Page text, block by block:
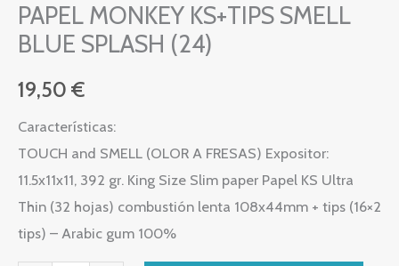
PAPEL MONKEY KS+TIPS SMELL
BLUE SPLASH (24)
19,50 €
Características:
TOUCH and SMELL (OLOR A FRESAS) Expositor:
11.5x11x11, 392 gr. King Size Slim paper Papel KS Ultra
Thin (32 hojas) combustión lenta 108x44mm + tips (16×2
tips) – Arabic gum 100%